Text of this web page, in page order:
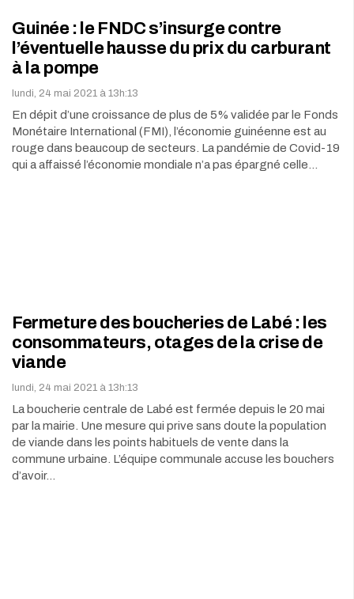
Guinée : le FNDC s’insurge contre
l’éventuelle hausse du prix du carburant
à la pompe
lundi, 24 mai 2021 à 13h:13
En dépit d’une croissance de plus de 5% validée par le Fonds
Monétaire International (FMI), l’économie guinéenne est au
rouge dans beaucoup de secteurs. La pandémie de Covid-19
qui a affaissé l’économie mondiale n’a pas épargné celle…
Fermeture des boucheries de Labé : les
consommateurs, otages de la crise de
viande
lundi, 24 mai 2021 à 13h:13
La boucherie centrale de Labé est fermée depuis le 20 mai
par la mairie. Une mesure qui prive sans doute la population
de viande dans les points habituels de vente dans la
commune urbaine. L’équipe communale accuse les bouchers
d’avoir…